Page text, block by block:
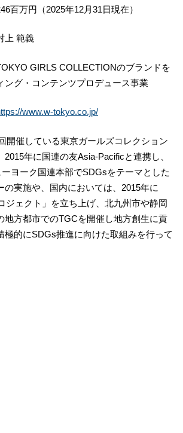
円（2025年12月31日現在）
範義
GIRLS COLLECTIONのブランドを
ング・コンテンツプロデュース事業
www.w-tokyo.co.jp/
開催している東京ガールズコレクション
年に国連の友Asia-Pacificと連携し、
ヨーク国連本部でSDGsをテーマとした
の実施や、国内においては、2015年に
ジェクト」を立ち上げ、北九州市や静岡
地方都市でのTGCを開催し地方創生に貢
極的にSDGs推進に向けた取組みを行って